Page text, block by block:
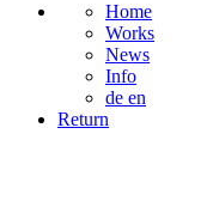
Home
Works
News
Info
de en
Return